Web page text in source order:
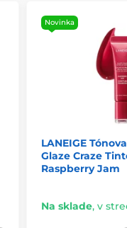
Novinka
LANEIGE
Glaze Craze
Raspberry Jam
Na sklade, v